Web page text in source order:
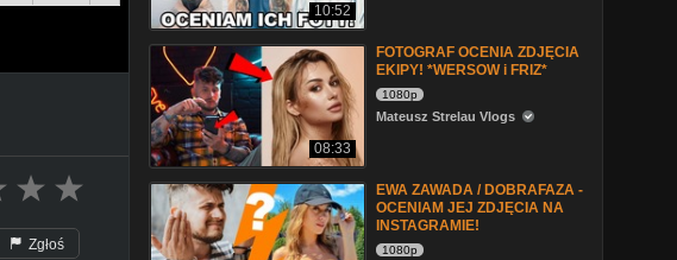
Zgłoś
10:52
08:33
FOTOGRAF OCENIA ZDJĘCIA
EKIPY! *WERSOW i FRIZ*
1080p
Mateusz Strelau Vlogs
EWA ZAWADA / DOBRAFAZA -
OCENIAM JEJ ZDJĘCIA NA
INSTAGRAMIE!
1080p